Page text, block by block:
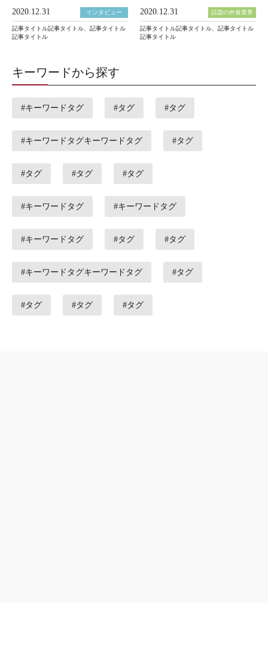
2020.12.31 インタビュー
記事タイトル記事タイトル、記事タイトル
記事タイトル
2020.12.31 話題の外食業界
記事タイトル記事タイトル、記事タイトル
記事タイトル
キーワードから探す
#キーワードタグ #タグ #タグ
#キーワードタグキーワードタグ #タグ
#タグ #タグ #タグ
#キーワードタグ #キーワードタグ
#キーワードタグ #タグ #タグ
#キーワードタグキーワードタグ #タグ
#タグ #タグ #タグ